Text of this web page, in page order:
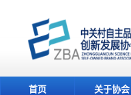
首页 关于协会